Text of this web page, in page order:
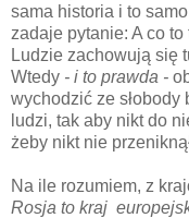
sama historia i to
zadaje pytanie: A co
Ludzie zachowują się
Wtedy - i to prawda -
wychodzić ze
ludzi, tak aby nikt do
żeby nikt nie
Na ile rozumiem, z
Rosja to kraj